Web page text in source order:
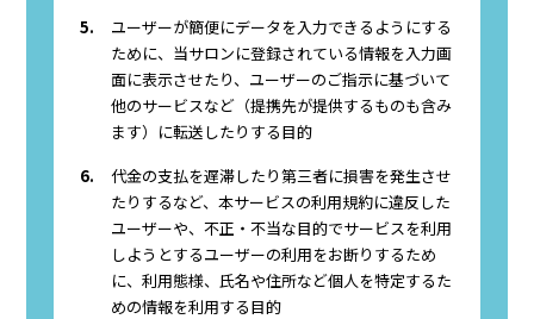
5.
ユーザーが簡便にデータを入力できるようにする
ために、当サロンに登録されている情報を入力画
面に表示させたり、ユーザーのご指示に基づいて
他のサービスなど（提携先が提供するものも含み
ます）に転送したりする目的
6.
代金の支払を遅滞したり第三者に損害を発生させ
たりするなど、本サービスの利用規約に違反した
ユーザーや、不正・不当な目的でサービスを利用
しようとするユーザーの利用をお断りするため
に、利用態様、氏名や住所など個人を特定するた
めの情報を利用する目的